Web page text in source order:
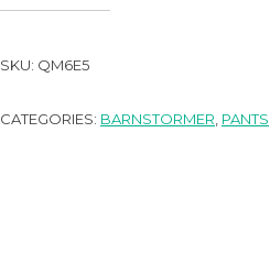
SKU: QM6E5
CATEGORIES: BARNSTORMER PANTS